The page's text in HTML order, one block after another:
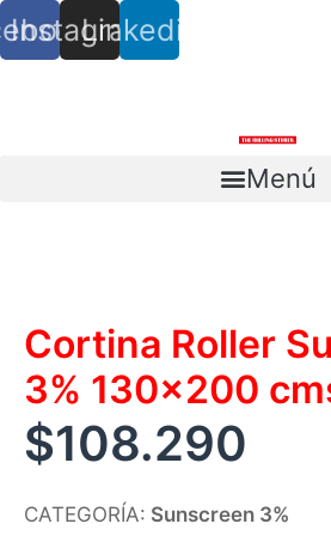
Instagram
Linkedin
Menú
Cortina Roller
3% 130×200
$108.290
CATEGORÍA: Sunscreen 3%